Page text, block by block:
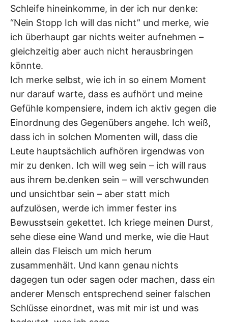
Schleife hineinkomme, in der ich nur denke:
“Nein Stopp Ich will das nicht” und merke, wie
ich überhaupt gar nichts weiter aufnehmen –
gleichzeitig aber auch nicht herausbringen
könnte.
Ich merke selbst, wie ich in so einem Moment
nur darauf warte, dass es aufhört und meine
Gefühle kompensiere, indem ich aktiv gegen die
Einordnung des Gegenübers angehe. Ich weiß,
dass ich in solchen Momenten will, dass die
Leute hauptsächlich aufhören irgendwas von
mir zu denken. Ich will weg sein – ich will raus
aus ihrem be.denken sein – will verschwunden
und unsichtbar sein – aber statt mich
aufzulösen, werde ich immer fester ins
Bewusstsein gekettet. Ich kriege meinen Durst,
sehe diese eine Wand und merke, wie die Haut
allein das Fleisch um mich herum
zusammenhält. Und kann genau nichts
dagegen tun oder sagen oder machen, dass ein
anderer Mensch entsprechend seiner falschen
Schlüsse einordnet, was mit mir ist und was